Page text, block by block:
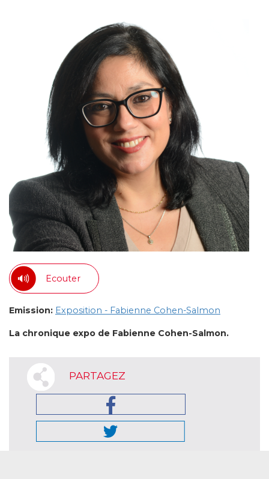
Ecouter
Emission: Exposition - Fabienne Cohen-Salmon
La chronique expo de Fabienne Cohen-Salmon.
PARTAGEZ